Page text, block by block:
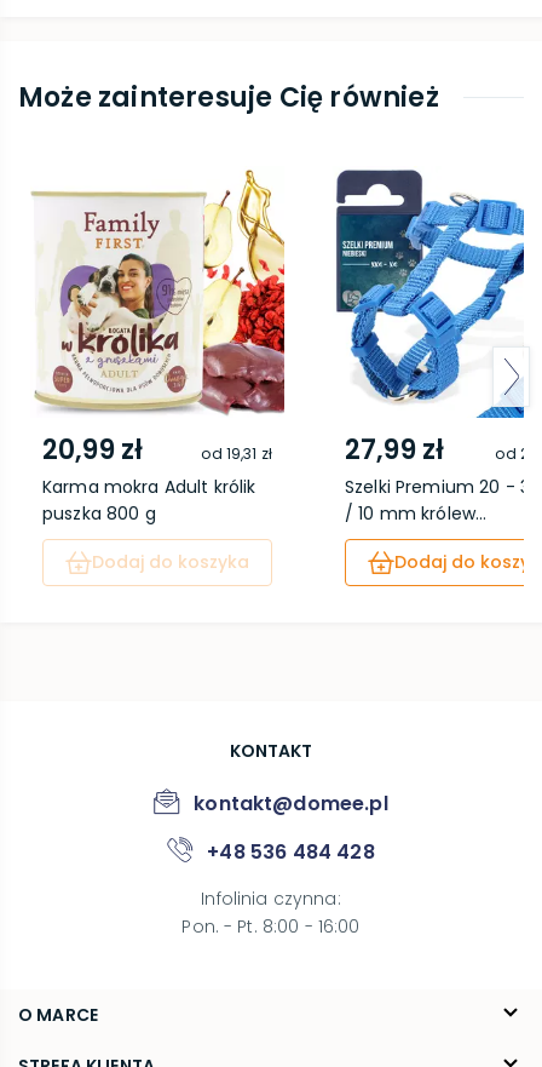
Może zainteresuje Cię również
20,99 zł od 19,31 zł
Karma mokra Adult królik
puszka 800 g
Dodaj do koszyka
27,99 zł od
Szelki Premium 20 -
/ 10 mm królew...
Dodaj do
O MARCE
KONTAKT
kontakt@domee.pl
+48 536 484 428
Infolinia czynna:
Pon. - Pt. 8:00 - 16:00